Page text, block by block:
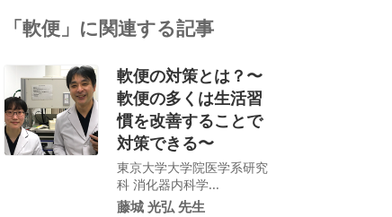
「軟便」に関連する記事
軟便の対策とは？〜
軟便の多くは生活習
慣を改善することで
対策できる〜
東京大学大学院医学系研究
科 消化器内科学...
藤城 光弘 先生